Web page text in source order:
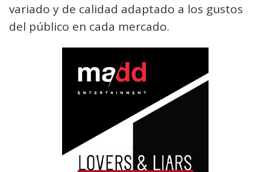
variado y de calidad adaptado a los gustos
del público en cada mercado.